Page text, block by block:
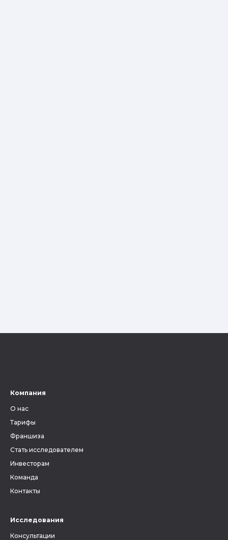
Компания
О нас
Тарифы
Франшиза
Стать исследователем
Инвесторам
Команда
Контакты
Исследования
Консультации